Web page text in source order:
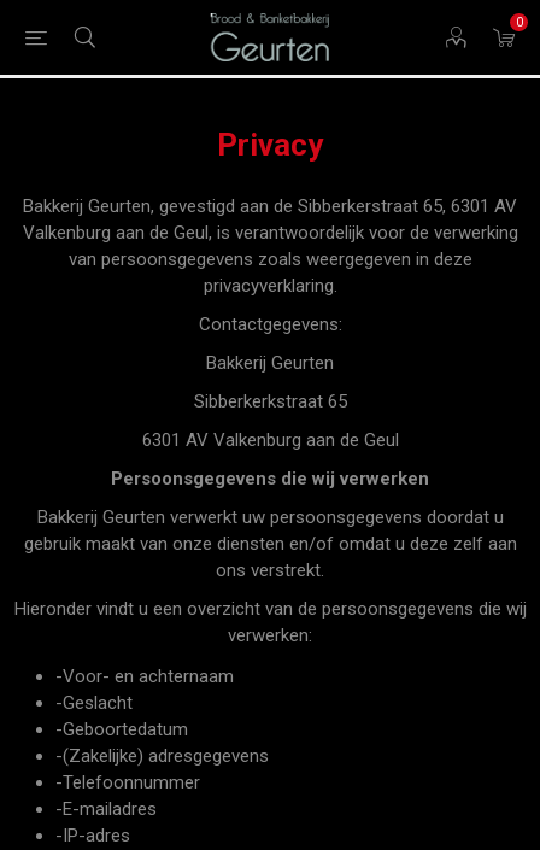
0
Privacy
Bakkerij Geurten, gevestigd aan de Sibberkerstraat 65, 6301 AV
Valkenburg aan de Geul, is verantwoordelijk voor de verwerking
van persoonsgegevens zoals weergegeven in deze
privacyverklaring.
Contactgegevens:
Bakkerij Geurten
Sibberkerkstraat 65
6301 AV Valkenburg aan de Geul
Persoonsgegevens die wij verwerken
Bakkerij Geurten verwerkt uw persoonsgegevens doordat u
gebruik maakt van onze diensten en/of omdat u deze zelf aan
ons verstrekt.
Hieronder vindt u een overzicht van de persoonsgegevens die wij
verwerken:
-Voor- en achternaam
-Geslacht
-Geboortedatum
-(Zakelijke) adresgegevens
-Telefoonnummer
-E-mailadres
-IP-adres